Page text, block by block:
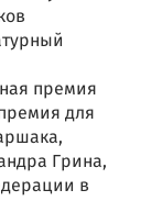
премия
для
Грина,
в